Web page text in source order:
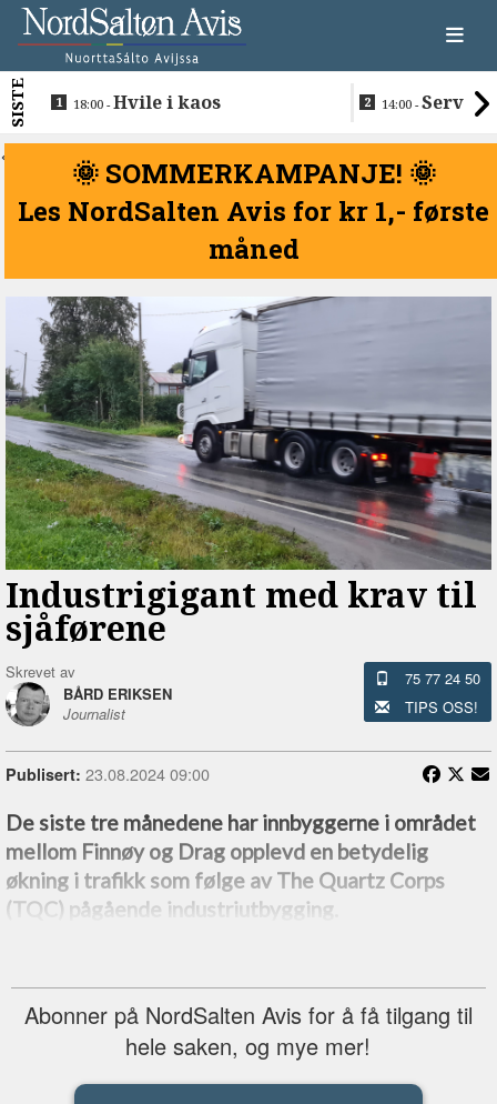
SISTE 18:00 -Hvile i kaos 14:00 -
beboerne
<
🌞 SOMMERKAMPANJE! 🌞
Les NordSalten Avis for kr 1,- første
måned
Industrigigant med krav til
sjåførene
Skrevet av
BÅRD ERIKSEN
Journalist
75 77 24 50
TIPS OSS!
Publisert: 23.08.2024 09:00
De siste tre månedene har innbyggerne i området
mellom Finnøy og Drag opplevd en betydelig
økning i trafikk som følge av The Quartz Corps
(TQC) pågående industriutbygging.
Abonner på NordSalten Avis for å få tilgang til
hele saken, og mye mer!